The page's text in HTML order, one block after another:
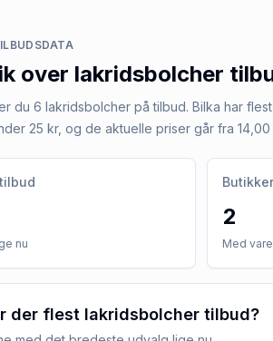
over lakridsbolcher
du 6 lakridsbolcher på tilbud. Bilka har
25 kr, og de aktuelle priser går fra 14,00
nu
Butikker
2
Med
der flest lakridsbolcher tilbud?